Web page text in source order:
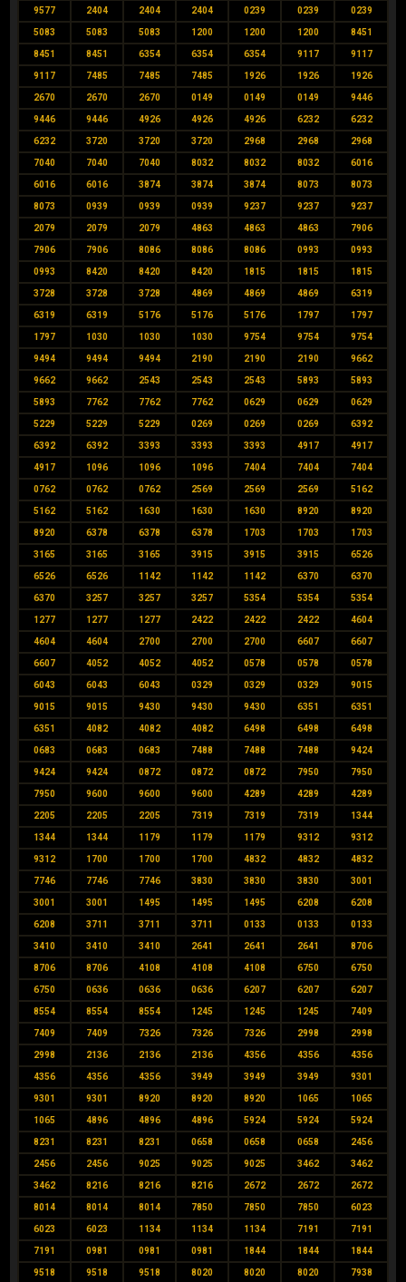
9577 2404 2404 2404 0239 0239 0239
5083 5083 5083 1200 1200 1200 8451
8451 8451 6354 6354 6354 9117 9117
9117 7485 7485 7485 1926 1926 1926
2670 2670 2670 0149 0149 0149 9446
9446 9446 4926 4926 4926 6232 6232
6232 3720 3720 3720 2968 2968 2968
7040 7040 7040 8032 8032 8032 6016
6016 6016 3874 3874 3874 8073 8073
8073 0939 0939 0939 9237 9237 9237
2079 2079 2079 4863 4863 4863 7906
7906 7906 8086 8086 8086 0993 0993
0993 8420 8420 8420 1815 1815 1815
3728 3728 3728 4869 4869 4869 6319
6319 6319 5176 5176 5176 1797 1797
1797 1030 1030 1030 9754 9754 9754
9494 9494 9494 2190 2190 2190 9662
9662 9662 2543 2543 2543 5893 5893
5893 7762 7762 7762 0629 0629 0629
5229 5229 5229 0269 0269 0269 6392
6392 6392 3393 3393 3393 4917 4917
4917 1096 1096 1096 7404 7404 7404
0762 0762 0762 2569 2569 2569 5162
5162 5162 1630 1630 1630 8920 8920
8920 6378 6378 6378 1703 1703 1703
3165 3165 3165 3915 3915 3915 6526
6526 6526 1142 1142 1142 6370 6370
6370 3257 3257 3257 5354 5354 5354
1277 1277 1277 2422 2422 2422 4604
4604 4604 2700 2700 2700 6607 6607
6607 4052 4052 4052 0578 0578 0578
6043 6043 6043 0329 0329 0329 9015
9015 9015 9430 9430 9430 6351 6351
6351 4082 4082 4082 6498 6498 6498
0683 0683 0683 7488 7488 7488 9424
9424 9424 0872 0872 0872 7950 7950
7950 9600 9600 9600 4289 4289 4289
2205 2205 2205 7319 7319 7319 1344
1344 1344 1179 1179 1179 9312 9312
9312 1700 1700 1700 4832 4832 4832
7746 7746 7746 3830 3830 3830 3001
3001 3001 1495 1495 1495 6208 6208
6208 3711 3711 3711 0133 0133 0133
3410 3410 3410 2641 2641 2641 8706
8706 8706 4108 4108 4108 6750 6750
6750 0636 0636 0636 6207 6207 6207
8554 8554 8554 1245 1245 1245 7409
7409 7409 7326 7326 7326 2998 2998
2998 2136 2136 2136 4356 4356 4356
4356 4356 4356 3949 3949 3949 9301
9301 9301 8920 8920 8920 1065 1065
1065 4896 4896 4896 5924 5924 5924
8231 8231 8231 0658 0658 0658 2456
2456 2456 9025 9025 9025 3462 3462
3462 8216 8216 8216 2672 2672 2672
8014 8014 8014 7850 7850 7850 6023
6023 6023 1134 1134 1134 7191 7191
7191 0981 0981 0981 1844 1844 1844
9518 9518 9518 8020 8020 8020 7938